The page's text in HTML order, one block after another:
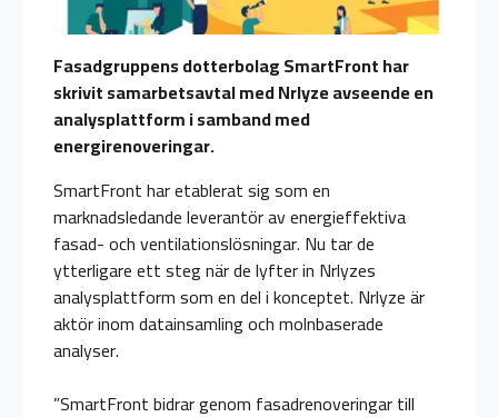
Fasadgruppens dotterbolag SmartFront har
skrivit samarbetsavtal med Nrlyze avseende en
analysplattform i samband med
energirenoveringar.
SmartFront har etablerat sig som en
marknadsledande leverantör av energieffektiva
fasad- och ventilationslösningar. Nu tar de
ytterligare ett steg när de lyfter in Nrlyzes
analysplattform som en del i konceptet. Nrlyze är
aktör inom datainsamling och molnbaserade
analyser.
”SmartFront bidrar genom fasadrenoveringar till